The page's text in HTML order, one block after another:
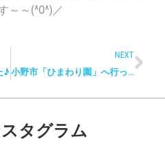
～～(^O^)／
♪
NEXT
小野市「ひまわり園」へ行ってきました～♪
タグラム